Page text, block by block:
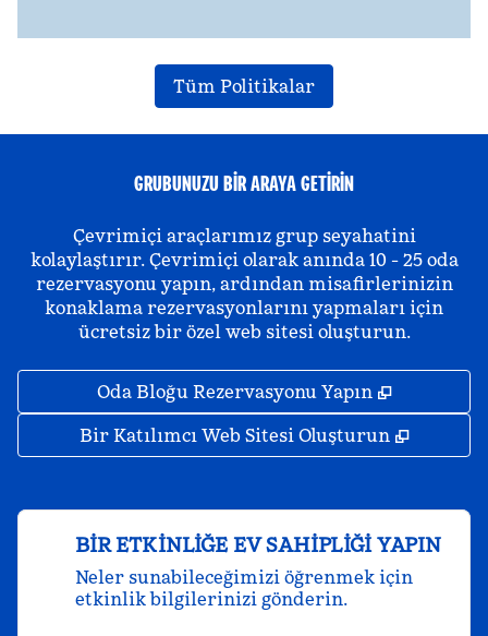
Tüm Politikalar
GRUBUNUZU BIR ARAYA GETIRIN
Çevrimiçi araçlarımız grup seyahatini
kolaylaştırır. Çevrimiçi olarak anında 10 - 25 oda
rezervasyonu yapın, ardından misafirlerinizin
konaklama rezervasyonlarını yapmaları için
ücretsiz bir özel web sitesi oluşturun.
Oda Bloğu Rezervasyonu Yapın ,
Bir Katılımcı Web Sitesi Oluşturun ,
BIR ETKINLIĞE EV SAHIPLIĞI YAPIN
Neler sunabileceğimizi öğrenmek için
etkinlik bilgilerinizi gönderin.